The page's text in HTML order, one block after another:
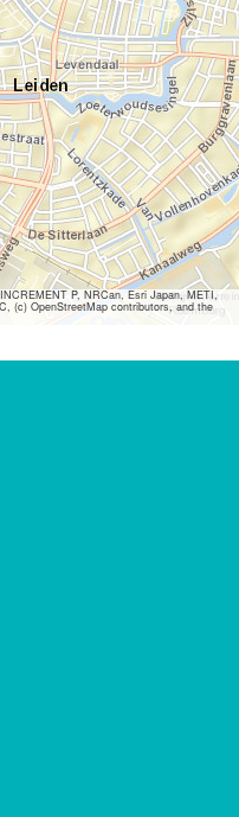
P, NRCan, Esri Japan, METI,
(c) OpenStreetMap contributors, and the